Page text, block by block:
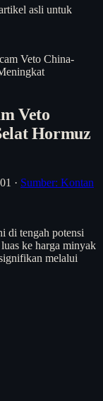
asli untuk
Veto China-
Veto
Hormuz
· Sumber: Kontan
di tengah potensi
ke harga minyak
melalui